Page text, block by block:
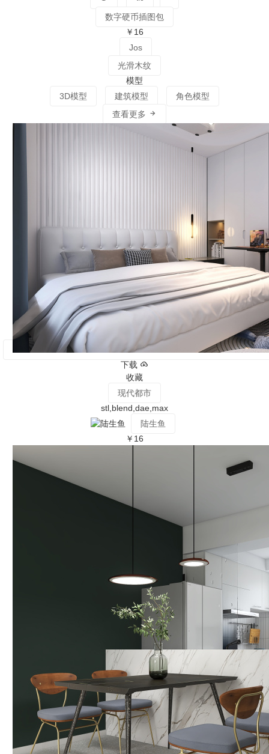
数字硬币插图包
￥16
Jos
光滑木纹
模型
3D模型
建筑模型
角色模型
查看更多
下载
收藏
现代都市
stl,blend,dae,max
陆生鱼
￥16